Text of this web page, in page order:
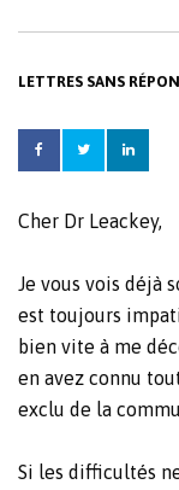
LETTRES SANS
Cher Dr Leackey,
Je vous vois déjà
est toujours
bien vite à me
en avez connu
exclu de la
Si les difficultés